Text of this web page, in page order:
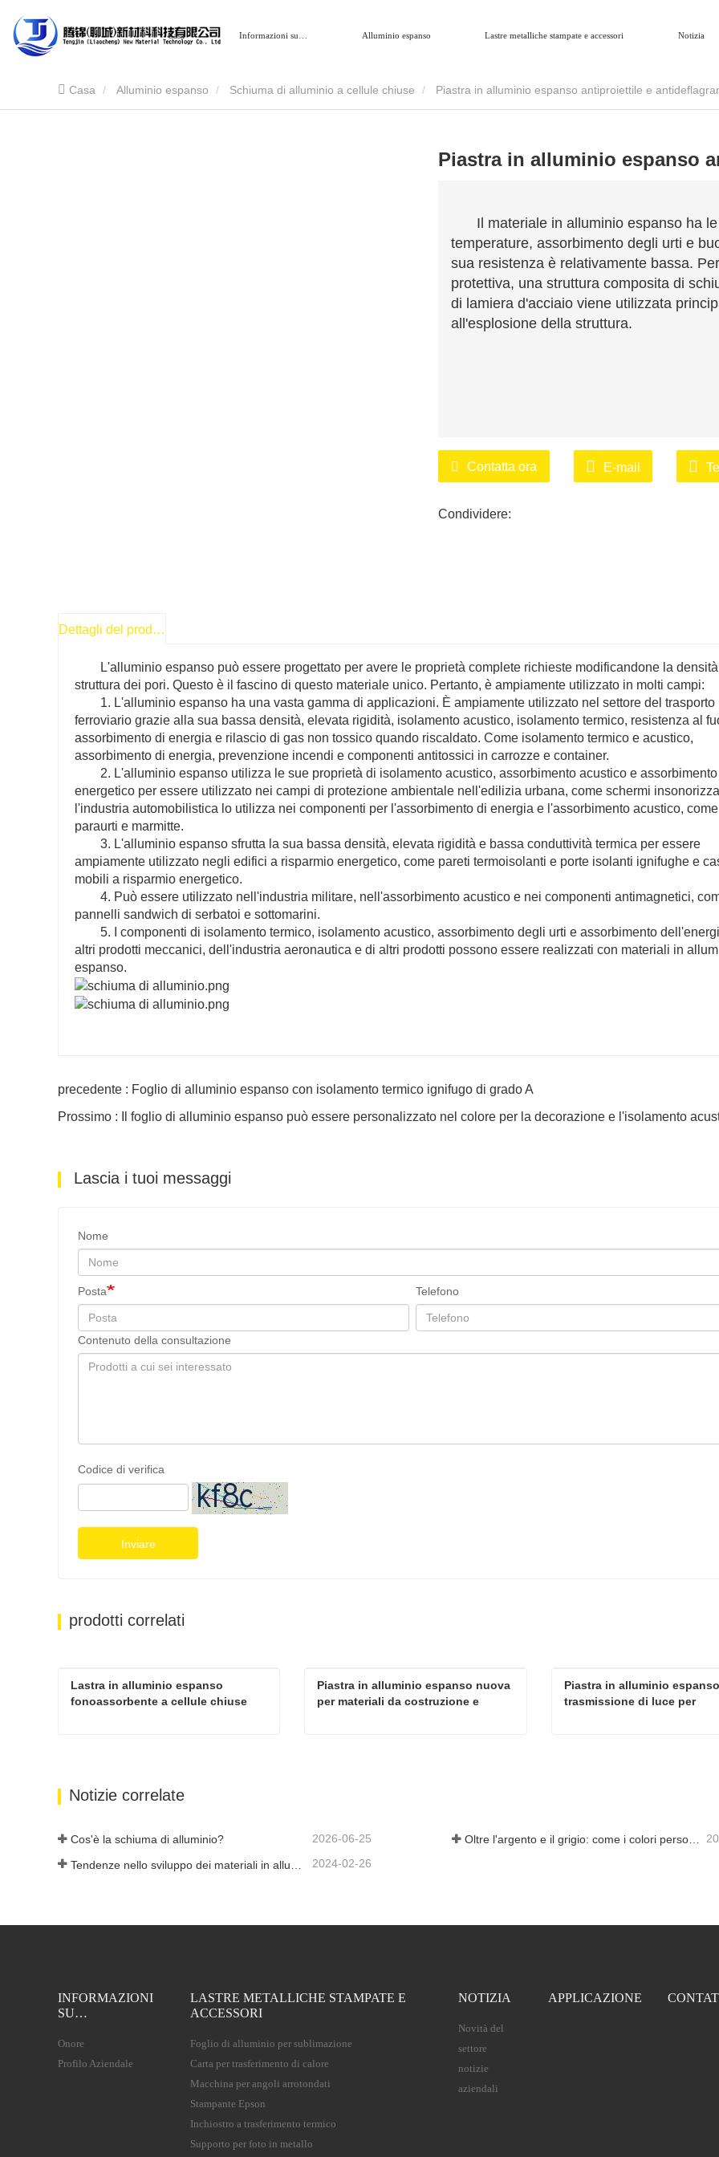
Casa Informazioni su… Alluminio espanso Lastre metalliche stampate e accessori Notizia
Casa Alluminio espanso Schiuma di alluminio a cellule chiuse Piastra in alluminio espanso antiproiettile e
Piastra in alluminio espanso
Il materiale in alluminio espanso ha
temperature, assorbimento degli urti e
sua resistenza è relativamente bassa.
protettiva, una struttura composita di
di lamiera d'acciaio viene utilizzata
all'esplosione della struttura.
Contatta ora E-mail
Condividere:
Dettagli del prodotto
L'alluminio espanso può essere progettato per avere le proprietà complete richieste modificandone la
struttura dei pori. Questo è il fascino di questo materiale unico. Pertanto, è ampiamente utilizzato in molti campi:
1. L'alluminio espanso ha una vasta gamma di applicazioni. È ampiamente utilizzato nel settore del trasporto
ferroviario grazie alla sua bassa densità, elevata rigidità, isolamento acustico, isolamento termico, resistenza al
assorbimento di energia e rilascio di gas non tossico quando riscaldato. Come isolamento termico e acustico,
assorbimento di energia, prevenzione incendi e componenti antitossici in carrozze e container.
2. L'alluminio espanso utilizza le sue proprietà di isolamento acustico, assorbimento acustico e assorbimento
energetico per essere utilizzato nei campi di protezione ambientale nell'edilizia urbana, come schermi
l'industria automobilistica lo utilizza nei componenti per l'assorbimento di energia e l'assorbimento acustico, come
paraurti e marmitte.
3. L'alluminio espanso sfrutta la sua bassa densità, elevata rigidità e bassa conduttività termica per essere
ampiamente utilizzato negli edifici a risparmio energetico, come pareti termoisolanti e porte isolanti ignifughe e
mobili a risparmio energetico.
4. Può essere utilizzato nell'industria militare, nell'assorbimento acustico e nei componenti antimagnetici,
pannelli sandwich di serbatoi e sottomarini.
5. I componenti di isolamento termico, isolamento acustico, assorbimento degli urti e assorbimento
altri prodotti meccanici, dell'industria aeronautica e di altri prodotti possono essere realizzati con materiali in
espanso.
precedente : Foglio di alluminio espanso con isolamento termico ignifugo di grado A
Prossimo : Il foglio di alluminio espanso può essere personalizzato nel colore per la decorazione e l'isolamento
Lascia i tuoi messaggi
Nome
Posta Telefono
Contenuto della consultazione
Codice di verifica
Inviare
prodotti correlati
Lastra in alluminio espanso
fonoassorbente a cellule chiuse
Piastra in alluminio espanso nuova
per materiali da costruzione e
Piastra in alluminio
trasmissione di luce per
Notizie correlate
Cos'è la schiuma di alluminio? 2026-06-25 Oltre l'argento e il grigio: come i colori personalizzati aprono infinite possibilità per la schiuma di alluminio
2024-02-26
INFORMAZIONI
SU…
Onore
Profilo Aziendale
LASTRE METALLICHE STAMPATE E
ACCESSORI
Foglio di alluminio per sublimazione
Carta per trasferimento di calore
Macchina per angoli arrotondati
Stampante Epson
Inchiostro a trasferimento termico
Supporto per foto in metallo
NOTIZIA
Novità del
settore
notizie
aziendali
APPLICAZIONE